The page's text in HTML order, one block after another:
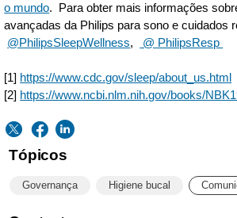
o mundo. Para obter mais informações
avançadas da Philips para sono e cuidados
@PhilipsSleepWellness, @ PhilipsResp
[1] https://www.cdc.gov/sleep/about_us.html
[2] https://www.ncbi.nlm.nih.gov/books/
Tópicos
Governança Higiene bucal